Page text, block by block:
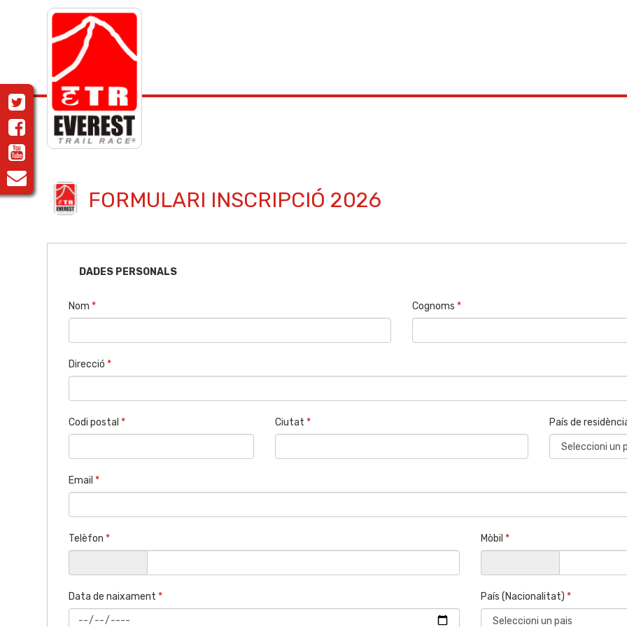
FORMULARI INSCRIPCIÓ 2026
DADES PERSONALS
Nom * Cognoms *
Direcció *
Codi postal * Ciutat * País de
Email *
Telèfon * Mòbil *
Data de naixament * País (Nacionalitat) *